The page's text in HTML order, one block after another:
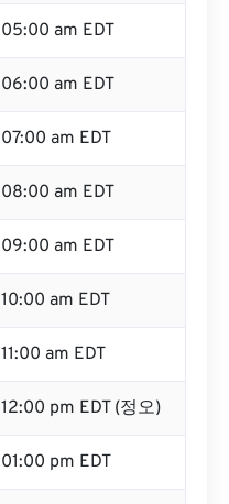
05:00 am EDT
06:00 am EDT
07:00 am EDT
08:00 am EDT
09:00 am EDT
10:00 am EDT
11:00 am EDT
12:00 pm EDT (정오)
01:00 pm EDT